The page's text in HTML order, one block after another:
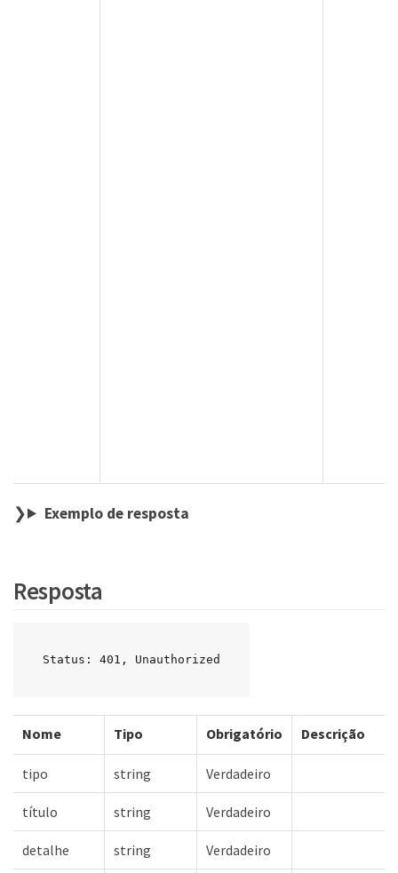
Exemplo de resposta
Resposta
Status: 401, Unauthorized
Nome Tipo Obrigatório Descrição
tipo string Verdadeiro
título string Verdadeiro
detalhe string Verdadeiro